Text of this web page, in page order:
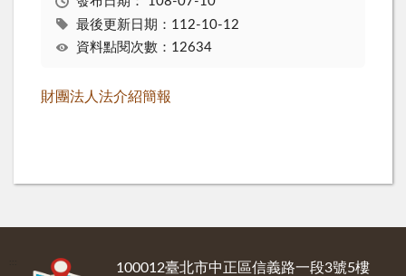
最後更新日期：112-10-12
資料點閱次數：12634
財團法人法介紹簡報
100012臺北市中正區信義路一段3號5樓